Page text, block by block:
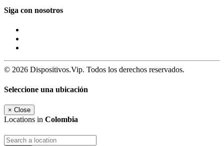
Siga con nosotros
© 2026 Dispositivos.Vip. Todos los derechos reservados.
Seleccione una ubicación
× Close
Locations in Colombia